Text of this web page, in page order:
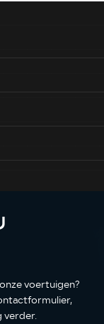
voertuigen?
verder.